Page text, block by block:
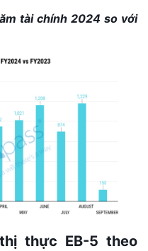
tài chính 2024 so với
thực EB-5 theo